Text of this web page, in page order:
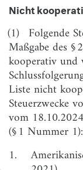
Nicht
(1) Folgende
Maßgabe des §
kooperativ
Liste nicht
Steuerzwecke
vom
(§ 1 Nummer 1):
1.